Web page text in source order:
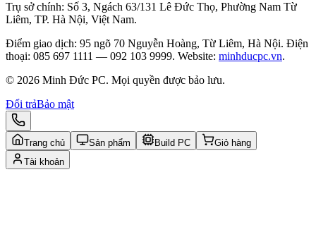
Trụ sở chính: Số 3, Ngách 63/131 Lê Đức Thọ, Phường Nam Từ
Liêm, TP. Hà Nội, Việt Nam.
Điểm giao dịch: 95 ngõ 70 Nguyễn Hoàng, Từ Liêm, Hà Nội. Điện
thoại: 085 697 1111 — 092 103 9999. Website: minhducpc.vn.
© 2026 Minh Đức PC. Mọi quyền được bảo lưu.
Đổi trảBảo mật
Trang chủ Sản phẩm Build PC
Giỏ hàng
Tài khoản